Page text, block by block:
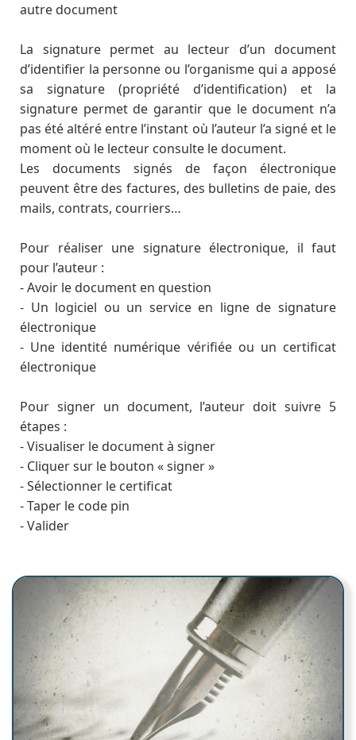
autre document
La signature permet au lecteur d’un document
d’identifier la personne ou l’organisme qui a apposé
sa signature (propriété d’identification) et la
signature permet de garantir que le document n’a
pas été altéré entre l’instant où l’auteur l’a signé et le
moment où le lecteur consulte le document.
Les documents signés de façon électronique
peuvent être des factures, des bulletins de paie, des
mails, contrats, courriers…
Pour réaliser une signature électronique, il faut
pour l’auteur :
- Avoir le document en question
- Un logiciel ou un service en ligne de signature
électronique
- Une identité numérique vérifiée ou un certificat
électronique
Pour signer un document, l’auteur doit suivre 5
étapes :
- Visualiser le document à signer
- Cliquer sur le bouton « signer »
- Sélectionner le certificat
- Taper le code pin
- Valider